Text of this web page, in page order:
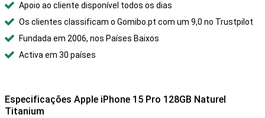
Apoio ao cliente disponível todos os dias
Os clientes classificam o Gomibo.pt com um 9,0 no Trustpilot
Fundada em 2006, nos Países Baixos
Activa em 30 países
Especificações Apple iPhone 15 Pro 128GB Naturel
Titanium